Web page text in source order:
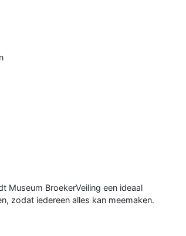
Museum BroekerVeiling een ideaal
zodat iedereen alles kan meemaken.